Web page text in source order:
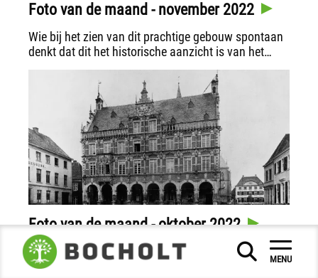
MENU
Foto van de maand - november 2022
Wie bij het zien van dit prachtige gebouw spontaan
denkt dat dit het historische aanzicht is van het
landhuis in Märkisch-Wilmersdorf (Brandenburg),
een deel van kasteel Kittendorf (Mecklenburgs
merengebied) of een chique landgoed in de Engelse
provincies, vergist zich.
Foto van de maand - oktober 2022
De titel van de populaire stadsarchiefreeks "Foto
van de maand" kan bij het bekijken van de foto